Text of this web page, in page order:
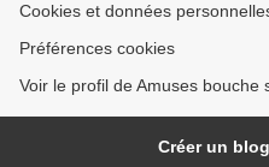
Cookies et données
Préférences cookies
Voir le profil de Amuses bouche
Créer un